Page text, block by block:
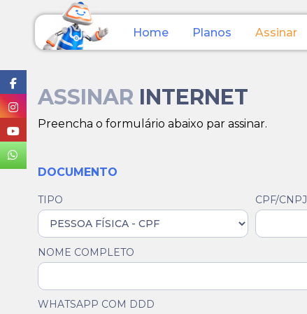
Home Planos Assinar
ASSINAR INTERNET
Preencha o formulário abaixo par assinar.
DOCUMENTO
TIPO CPF/CNPJ
NOME COMPLETO
WHATSAPP COM DDD